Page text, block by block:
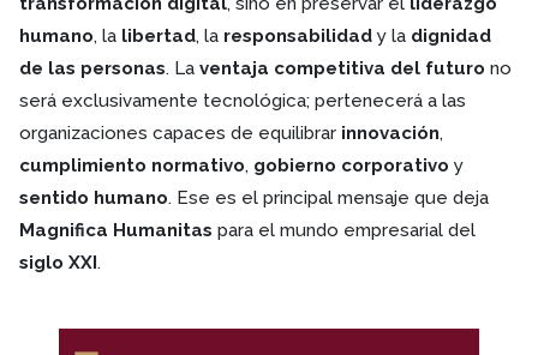
humano, la libertad, la responsabilidad y la dignidad
de las personas. La ventaja competitiva del futuro no
será exclusivamente tecnológica; pertenecerá a las
organizaciones capaces de equilibrar innovación,
cumplimiento normativo, gobierno corporativo y
sentido humano. Ese es el principal mensaje que deja
Magnifica Humanitas para el mundo empresarial del
siglo XXI.